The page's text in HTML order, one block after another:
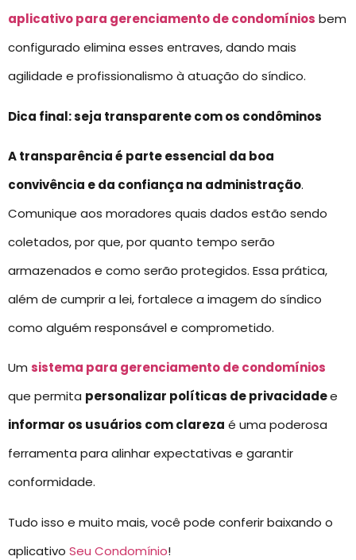
aplicativo para gerenciamento de condomínios bem
configurado elimina esses entraves, dando mais
agilidade e profissionalismo à atuação do síndico.
Dica final: seja transparente com os condôminos
A transparência é parte essencial da boa
convivência e da confiança na administração.
Comunique aos moradores quais dados estão sendo
coletados, por que, por quanto tempo serão
armazenados e como serão protegidos. Essa prática,
além de cumprir a lei, fortalece a imagem do síndico
como alguém responsável e comprometido.
Um sistema para gerenciamento de condomínios
que permita personalizar políticas de privacidadee
informar os usuários com clareza é uma poderosa
ferramenta para alinhar expectativas e garantir
conformidade.
Tudo isso e muito mais, você pode conferir baixando o
aplicativo Seu Condomínio!